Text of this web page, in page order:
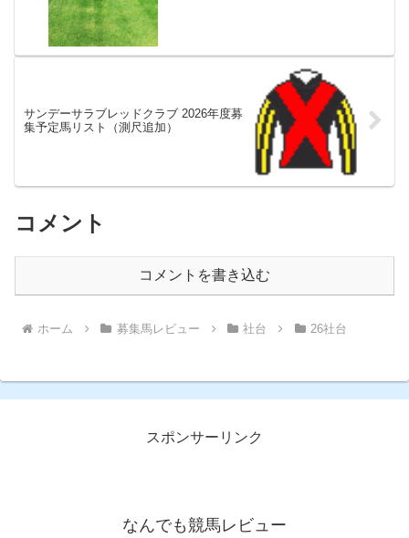
サンデーサラブレッドクラブ 2026年度募
集予定馬リスト（測尺追加）
コメント
コメントを書き込む
ホーム 募集馬レビュー 社台 26社台
スポンサーリンク
なんでも競馬レビュー